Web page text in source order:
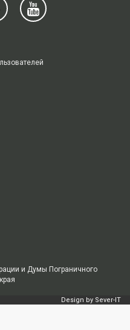
и Думы Пограничного
Design by Sever-IT